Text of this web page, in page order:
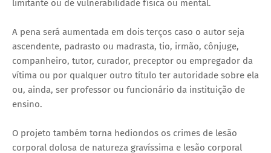
limitante ou de vulnerabilidade física ou mental.
A pena será aumentada em dois terços caso o autor seja
ascendente, padrasto ou madrasta, tio, irmão, cônjuge,
companheiro, tutor, curador, preceptor ou empregador da
vítima ou por qualquer outro título ter autoridade sobre ela
ou, ainda, ser professor ou funcionário da instituição de
ensino.
O projeto também torna hediondos os crimes de lesão
corporal dolosa de natureza gravíssima e lesão corporal